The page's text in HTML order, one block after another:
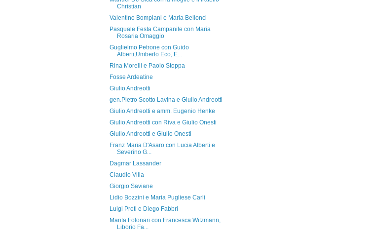
Christian
Valentino Bompiani e Maria Bellonci
Pasquale Festa Campanile con Maria
Rosaria Omaggio
Guglielmo Petrone con Guido
Alberti,Umberto Eco, E...
Rina Morelli e Paolo Stoppa
Fosse Ardeatine
Giulio Andreotti
gen.Pietro Scotto Lavina e Giulio Andreotti
Giulio Andreotti e amm. Eugenio Henke
Giulio Andreotti con Riva e Giulio Onesti
Giulio Andreotti e Giulio Onesti
Franz Maria D'Asaro con Lucia Alberti e
Severino G...
Dagmar Lassander
Claudio Villa
Giorgio Saviane
Lidio Bozzini e Maria Pugliese Carli
Luigi Preti e Diego Fabbri
Marita Folonari con Francesca Witzmann,
Liborio Fa...